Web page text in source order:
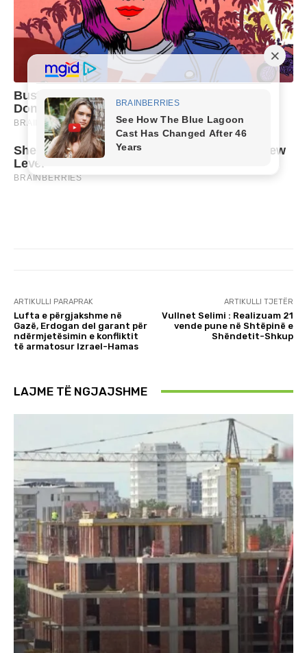
ARTIKULLI PARAPRAK
Lufta e përgjakshme në
Gazë, Erdogan del garant për
ndërmjetësimin e konfliktit
të armatosur Izrael-Hamas
ARTIKULLI TJETËR
Vullnet Selimi : Realizuam 21
vende pune në Shtëpinë e
Shëndetit-Shkup
LAJME TË NGJAJSHME